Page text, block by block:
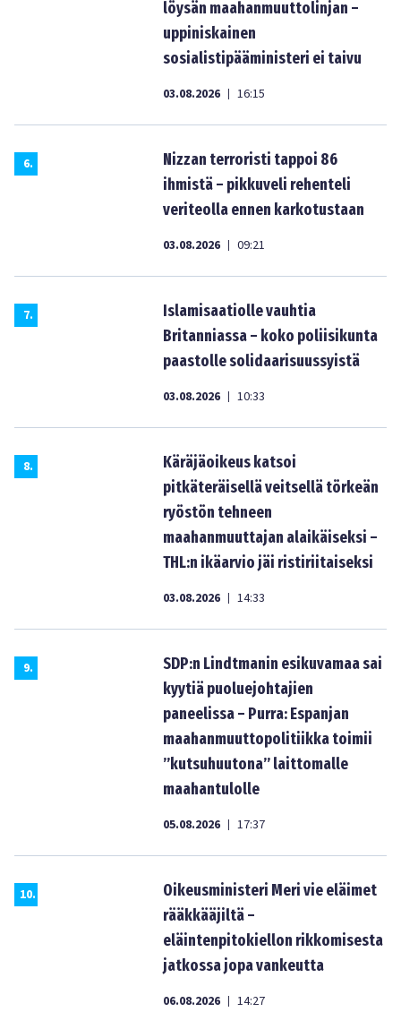
löysän maahanmuuttolinjan –
uppiniskainen
sosialistipääministeri ei taivu
03.08.2026 | 16:15
6.
Nizzan terroristi tappoi 86
ihmistä – pikkuveli rehenteli
veriteolla ennen karkotustaan
03.08.2026 | 09:21
7.
Islamisaatiolle vauhtia
Britanniassa – koko poliisikunta
paastolle solidaarisuussyistä
03.08.2026 | 10:33
8.
Käräjäoikeus katsoi
pitkäteräisellä veitsellä törkeän
ryöstön tehneen
maahanmuuttajan alaikäiseksi –
THL:n ikäarvio jäi ristiriitaiseksi
03.08.2026 | 14:33
9.
SDP:n Lindtmanin esikuvamaa sai
kyytiä puoluejohtajien
paneelissa – Purra: Espanjan
maahanmuuttopolitiikka toimii
”kutsuhuutona” laittomalle
maahantulolle
05.08.2026 | 17:37
10.
Oikeusministeri Meri vie eläimet
rääkkääjiltä –
eläintenpitokiellon rikkomisesta
jatkossa jopa vankeutta
06.08.2026 | 14:27